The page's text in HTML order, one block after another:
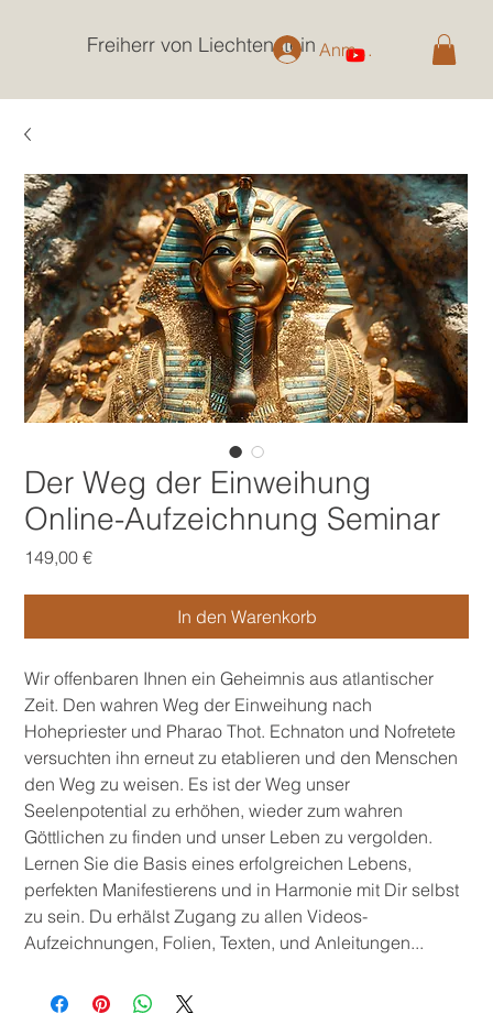
Freiherr von Liechtenstein Anmelden
Der Weg der Einweihung
Online-Aufzeichnung Seminar
149,00 €Preis
In den Warenkorb
Wir offenbaren Ihnen ein Geheimnis aus atlantischer
Zeit. Den wahren Weg der Einweihung nach
Hohepriester und Pharao Thot. Echnaton und Nofretete
versuchten ihn erneut zu etablieren und den Menschen
den Weg zu weisen. Es ist der Weg unser
Seelenpotential zu erhöhen, wieder zum wahren
Göttlichen zu finden und unser Leben zu vergolden.
Lernen Sie die Basis eines erfolgreichen Lebens,
perfekten Manifestierens und in Harmonie mit Dir selbst
zu sein. Du erhälst Zugang zu allen Videos-
Aufzeichnungen, Folien, Texten, und Anleitungen...